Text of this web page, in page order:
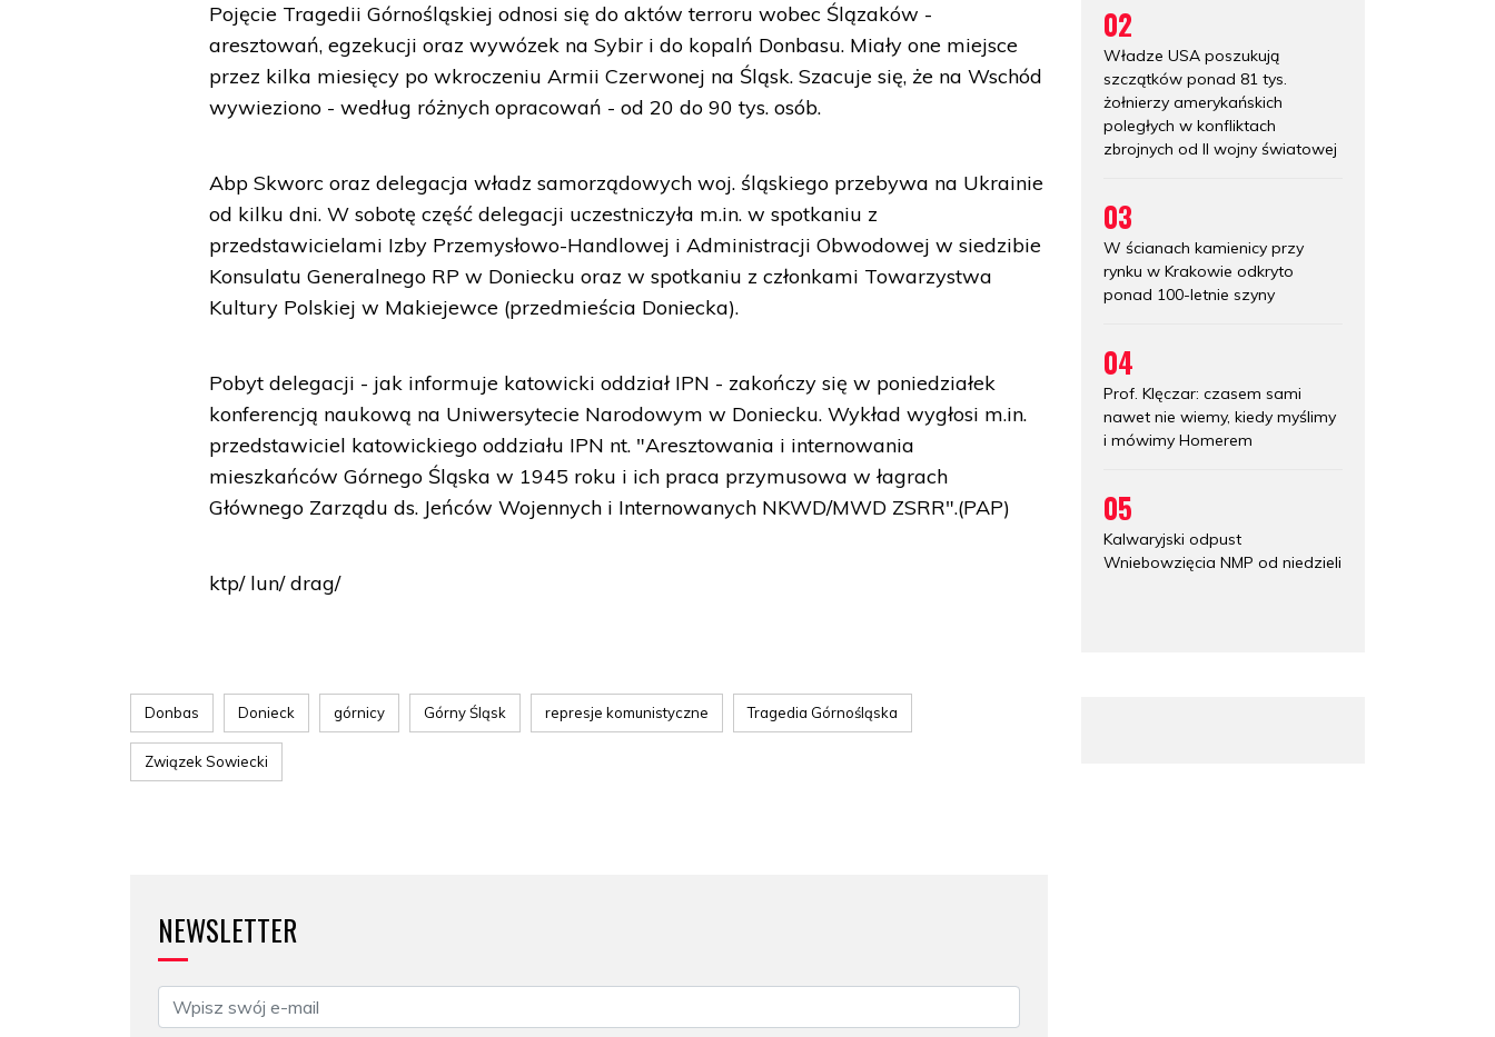
Pojęcie Tragedii Górnośląskiej odnosi się do aktów terroru wobec Ślązaków -
aresztowań, egzekucji oraz wywózek na Sybir i do kopalń Donbasu. Miały one miejsce
przez kilka miesięcy po wkroczeniu Armii Czerwonej na Śląsk. Szacuje się, że na Wschód
wywieziono - według różnych opracowań - od 20 do 90 tys. osób.
Abp Skworc oraz delegacja władz samorządowych woj. śląskiego przebywa na Ukrainie
od kilku dni. W sobotę część delegacji uczestniczyła m.in. w spotkaniu z
przedstawicielami Izby Przemysłowo-Handlowej i Administracji Obwodowej w siedzibie
Konsulatu Generalnego RP w Doniecku oraz w spotkaniu z członkami Towarzystwa
Kultury Polskiej w Makiejewce (przedmieścia Doniecka).
Pobyt delegacji - jak informuje katowicki oddział IPN - zakończy się w poniedziałek
konferencją naukową na Uniwersytecie Narodowym w Doniecku. Wykład wygłosi m.in.
przedstawiciel katowickiego oddziału IPN nt. "Aresztowania i internowania
mieszkańców Górnego Śląska w 1945 roku i ich praca przymusowa w łagrach
Głównego Zarządu ds. Jeńców Wojennych i Internowanych NKWD/MWD ZSRR".(PAP)
ktp/ lun/ drag/
Donbas Donieck górnicy Górny Śląsk represje komunistyczne Tragedia Górnośląska
Związek Sowiecki
NEWSLETTER
02
Władze USA poszukują
szczątków ponad 81 tys.
żołnierzy amerykańskich
poległych w konfliktach
zbrojnych od II wojny światowej
03
W ścianach kamienicy przy
rynku w Krakowie odkryto
ponad 100-letnie szyny
04
Prof. Klęczar: czasem sami
nawet nie wiemy, kiedy myślimy
i mówimy Homerem
05
Kalwaryjski odpust
Wniebowzięcia NMP od niedzieli